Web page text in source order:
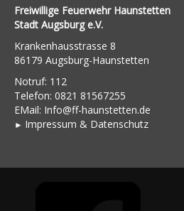
Freiwillige Feuerwehr Haunstetten
Stadt Augsburg e.V.
Krankenhausstrasse 8
86179 Augsburg-Haunstetten
Notruf: 112
Telefon: 0821 81567255
EMail: Info@ff-haunstetten.de
► Impressum & Datenschutz